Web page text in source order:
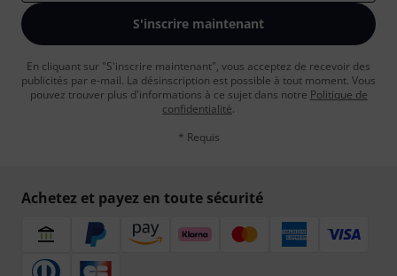
S'inscrire maintenant
En cliquant sur "S'inscrire maintenant", vous acceptez de recevoir des
publicités par e-mail. La désinscription est possible à tout moment. Vous
pouvez trouver plus d'informations à ce sujet dans notre Politique de
confidentialité.
* Requis
Achetez et payez en toute sécurité